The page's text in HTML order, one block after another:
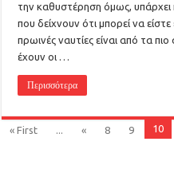
την καθυστέρηση όμως,
που δείχνουν ότι μπορεί να
πρωινές ναυτίες είναι από τα
έχουν οι …
Περισσότερα
« First ... « 8 9 10